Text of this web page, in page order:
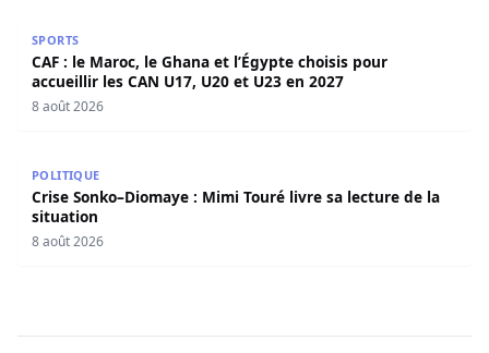
SPORTS
CAF : le Maroc, le Ghana et l’Égypte choisis pour
accueillir les CAN U17, U20 et U23 en 2027
8 août 2026
POLITIQUE
Crise Sonko–Diomaye : Mimi Touré livre sa lecture de la
situation
8 août 2026